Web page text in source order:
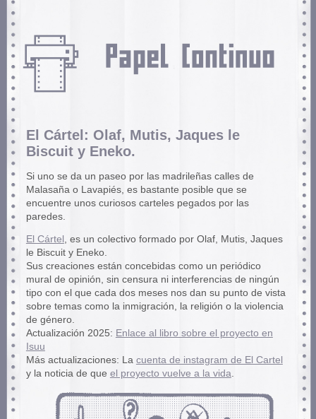
El Cártel: Olaf, Mutis, Jaques le
Biscuit y Eneko.
Si uno se da un paseo por las madrileñas calles de
Malasaña o Lavapiés, es bastante posible que se
encuentre unos curiosos carteles pegados por las
paredes.
El Cártel , es un colectivo formado por Olaf, Mutis, Jaques
le Biscuit y Eneko.
Sus creaciones están concebidas como un periódico
mural de opinión, sin censura ni interferencias de ningún
tipo con el que cada dos meses nos dan su punto de vista
sobre temas como la inmigración, la religión o la violencia
de género.
Actualización 2025: Enlace al libro sobre el proyecto en
Isuu
Más actualizaciones: La cuenta de instagram de El Cartel
y la noticia de que el proyecto vuelve a la vida.